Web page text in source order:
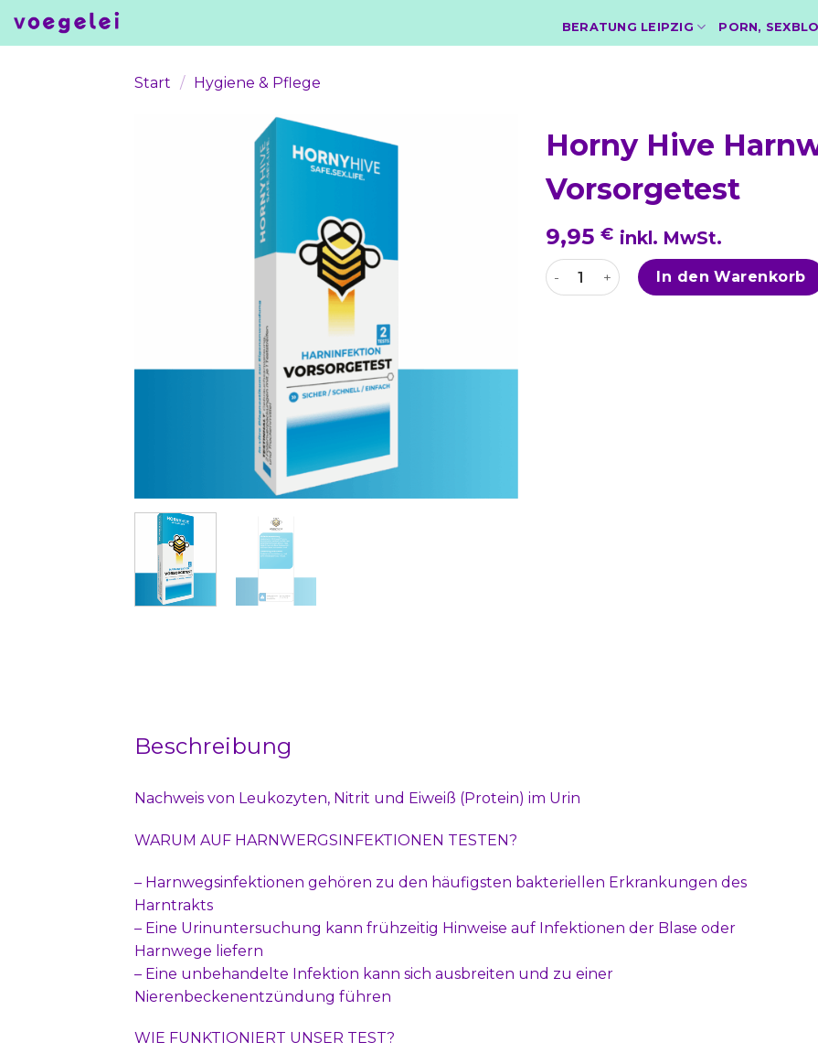
BERATUNG LEIPZIG PORN,
Start / Hygiene & Pflege
Horny Hive
Vorsorgetest
9,95 € inkl. MwSt.
Horny Hive Harnwegsinfektion
In den Warenkorb
Beschreibung
Nachweis von Leukozyten, Nitrit und Eiweiß (Protein) im Urin
WARUM AUF HARNWERGSINFEKTIONEN TESTEN?
– Harnwegsinfektionen gehören zu den häufigsten bakteriellen Erkrankungen des
Harntrakts
– Eine Urinuntersuchung kann frühzeitig Hinweise auf Infektionen der Blase oder
Harnwege liefern
– Eine unbehandelte Infektion kann sich ausbreiten und zu einer
Nierenbeckenentzündung führen
WIE FUNKTIONIERT UNSER TEST?